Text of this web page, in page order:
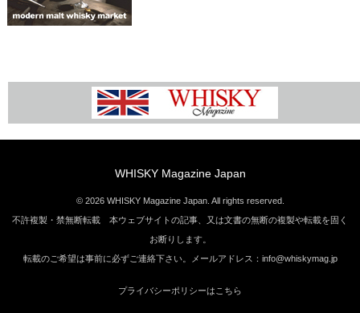
WHISKY Magazine Japan
© 2026 WHISKY Magazine Japan. All rights reserved.
不許複製・禁無断転載 本ウェブサイトの記事、又は文書の無断の複製や転載を固く
お断りします。
転載のご希望は事前に必ずご連絡下さい。メールアドレス：info@whiskymag.jp
プライバシーポリシーはこちら